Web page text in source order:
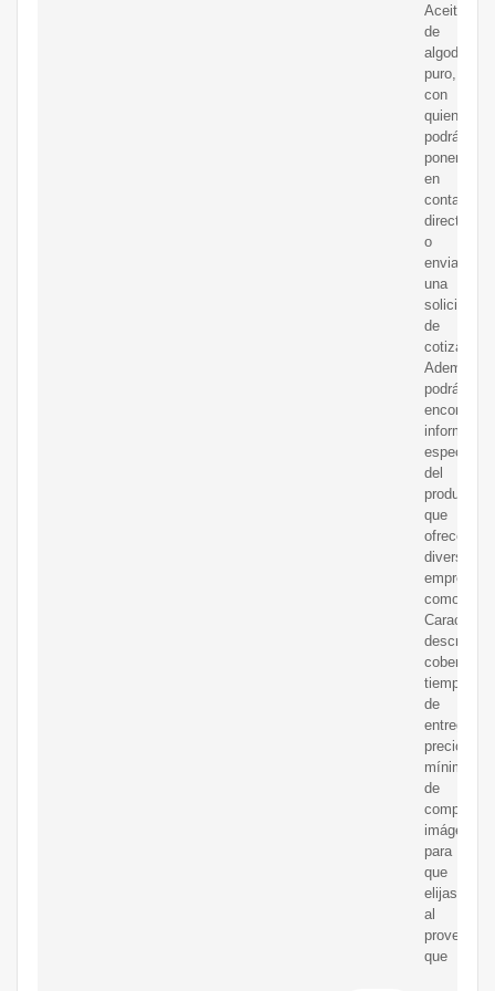
Aceite
de
algodon
puro,
con
quienes
podrás
ponerte
en
contacto
directo
o
enviarles
una
solicitud
de
cotización.
Además,
podrás
encontrar
específica
del
producto
que
ofrecen
diversas
empresas
como:
cobertura,
tiempo
de
entrega,
precio,
mínimo
de
compra,
imágenes,
para
que
elijas
al
proveedor
que